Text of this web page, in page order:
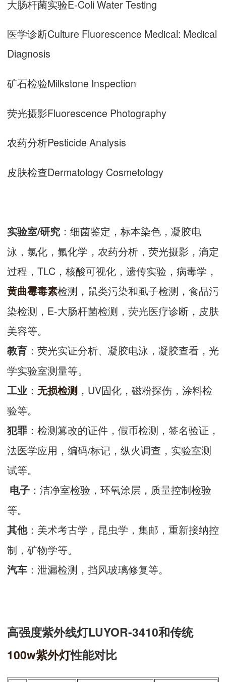
大肠杆菌实验E-Coli Water Testing
医学诊断Culture Fluorescence Medical: Medical
Diagnosis
矿石检验Milkstone Inspection
荧光摄影Fluorescence Photography
农药分析Pesticide Analysis
皮肤检查Dermatology Cosmetology
实验室/研究 ：细菌鉴定，标本染色，凝胶电
泳，氯化，氟化学，农药分析，荧光摄影，滴定
过程，TLC，核酸可视化，遗传实验，病毒学，
黄曲霉毒素检测，鼠类污染和虱子检测，食品污
染检测，E-大肠杆菌检测，荧光医疗诊断，皮肤
美容等。
教育 ：荧光实证分析、凝胶电泳，凝胶查看，光
学实验室测量等。
工业 ： 无损检测 ，UV固化，磁粉探伤，涂料检
验等。
犯罪 ：检测篡改的证件，假币检测，签名验证，
法医学应用，编码/标记，纵火调查，实验室测
试等。
电子 ：洁净室检验，环氧涂层，质量控制检验
等。
其他：美术考古学，昆虫学，集邮，重新接纳控
制，矿物学等。
汽车 ：泄漏检测，挡风玻璃修复等。
高强度紫外线灯LUYOR-3410和传统
100w紫外灯性能对比